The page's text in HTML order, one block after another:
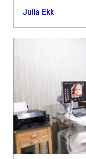
Julia Ekk